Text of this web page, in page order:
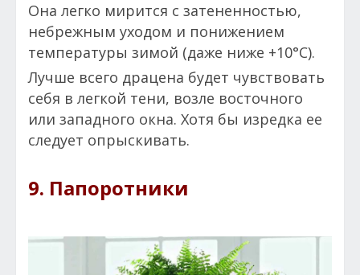
Она легко мирится с затененностью,
небрежным уходом и понижением
температуры зимой (даже ниже +10°С).
Лучше всего драцена будет чувствовать
себя в легкой тени, возле восточного
или западного окна. Хотя бы изредка ее
следует опрыскивать.
9. Папоротники